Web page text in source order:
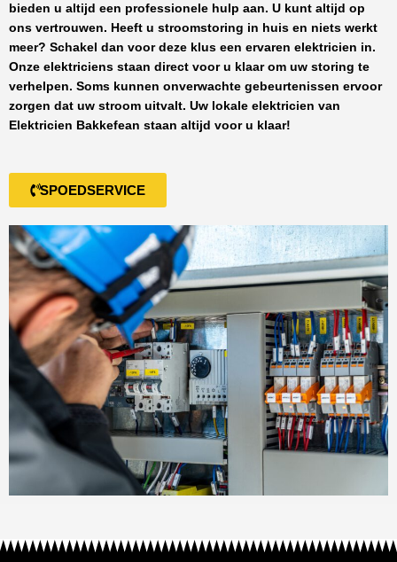
bieden u altijd een professionele hulp aan. U kunt altijd op
ons vertrouwen. Heeft u stroomstoring in huis en niets werkt
meer? Schakel dan voor deze klus een ervaren elektricien in.
Onze elektriciens staan direct voor u klaar om uw storing te
verhelpen. Soms kunnen onverwachte gebeurtenissen ervoor
zorgen dat uw stroom uitvalt. Uw lokale elektricien van
Elektricien Bakkefean staan altijd voor u klaar!
SPOEDSERVICE